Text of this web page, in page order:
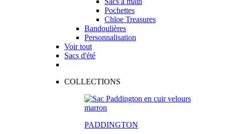
Pochettes
Chloe Treasures
Bandoulières
Personnalisation
Voir tout
Sacs d'été
COLLECTIONS
PADDINGTON